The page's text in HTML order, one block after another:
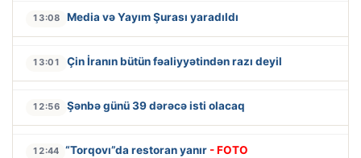
13:08 Media və Yayım Şurası yaradıldı
13:01 Çin İranın bütün fəaliyyətindən razı deyil
12:56 Şənbə günü 39 dərəcə isti olacaq
12:44 “Torqovı”da restoran yanır - FOTO